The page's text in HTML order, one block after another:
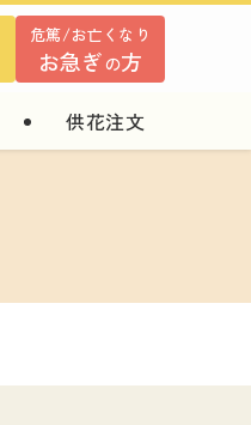
供花注文
危篤/お亡くなり
お急ぎの方